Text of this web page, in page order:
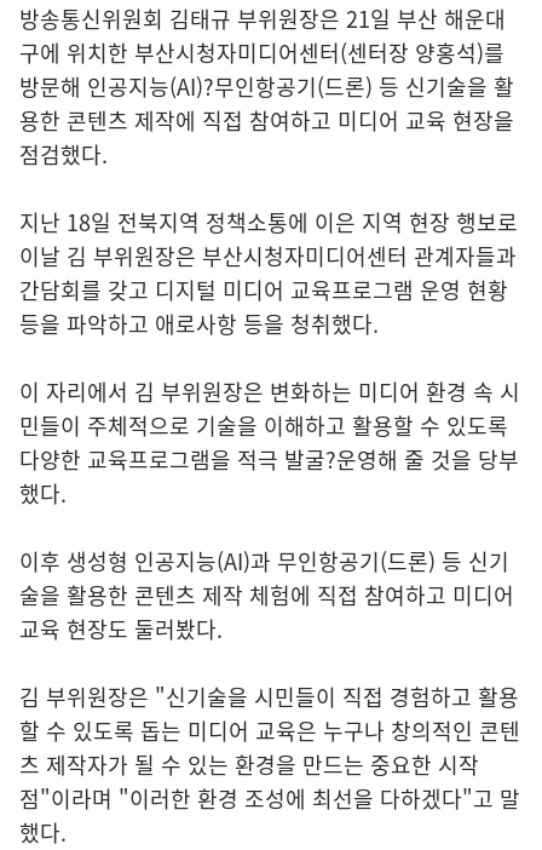
방송통신위원회 김태규 부위원장은 21일 부산 해운대
구에 위치한 부산시청자미디어센터(센터장 양홍석)를
방문해 인공지능(AI)?무인항공기(드론) 등 신기술을 활
용한 콘텐츠 제작에 직접 참여하고 미디어 교육 현장을
점검했다.
지난 18일 전북지역 정책소통에 이은 지역 현장 행보로
이날 김 부위원장은 부산시청자미디어센터 관계자들과
간담회를 갖고 디지털 미디어 교육프로그램 운영 현황
등을 파악하고 애로사항 등을 청취했다.
이 자리에서 김 부위원장은 변화하는 미디어 환경 속 시
민들이 주체적으로 기술을 이해하고 활용할 수 있도록
다양한 교육프로그램을 적극 발굴?운영해 줄 것을 당부
했다.
이후 생성형 인공지능(AI)과 무인항공기(드론) 등 신기
술을 활용한 콘텐츠 제작 체험에 직접 참여하고 미디어
교육 현장도 둘러봤다.
김 부위원장은 "신기술을 시민들이 직접 경험하고 활용
할 수 있도록 돕는 미디어 교육은 누구나 창의적인 콘텐
츠 제작자가 될 수 있는 환경을 만드는 중요한 시작
점"이라며 "이러한 환경 조성에 최선을 다하겠다"고 말
했다.